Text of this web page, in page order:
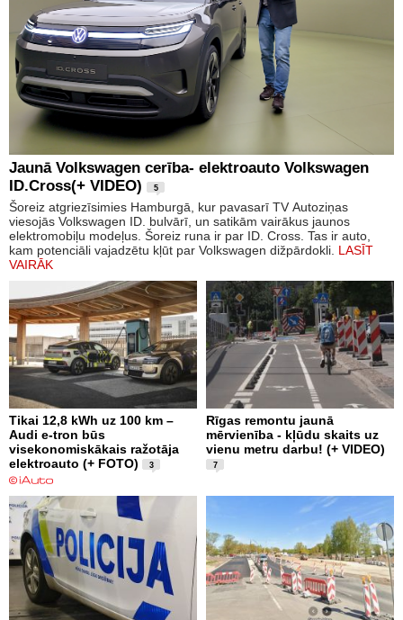
Jaunā Volkswagen cerība- elektroauto Volkswagen
ID.Cross(+ VIDEO)
5
Šoreiz atgriezīsimies Hamburgā, kur pavasarī TV Autoziņas
viesojās Volkswagen ID. bulvārī, un satikām vairākus jaunos
elektromobiļu modeļus. Šoreiz runa ir par ID. Cross. Tas ir auto,
kam potenciāli vajadzētu kļūt par Volkswagen dižpārdokli. LASĪT
VAIRĀK
Tikai 12,8 kWh uz 100 km –
Audi e-tron būs
visekonomiskākais ražotāja
elektroauto (+ FOTO)
3
Rīgas remontu jaunā
mērvienība - kļūdu skaits uz
vienu metru darbu! (+ VIDEO)
7